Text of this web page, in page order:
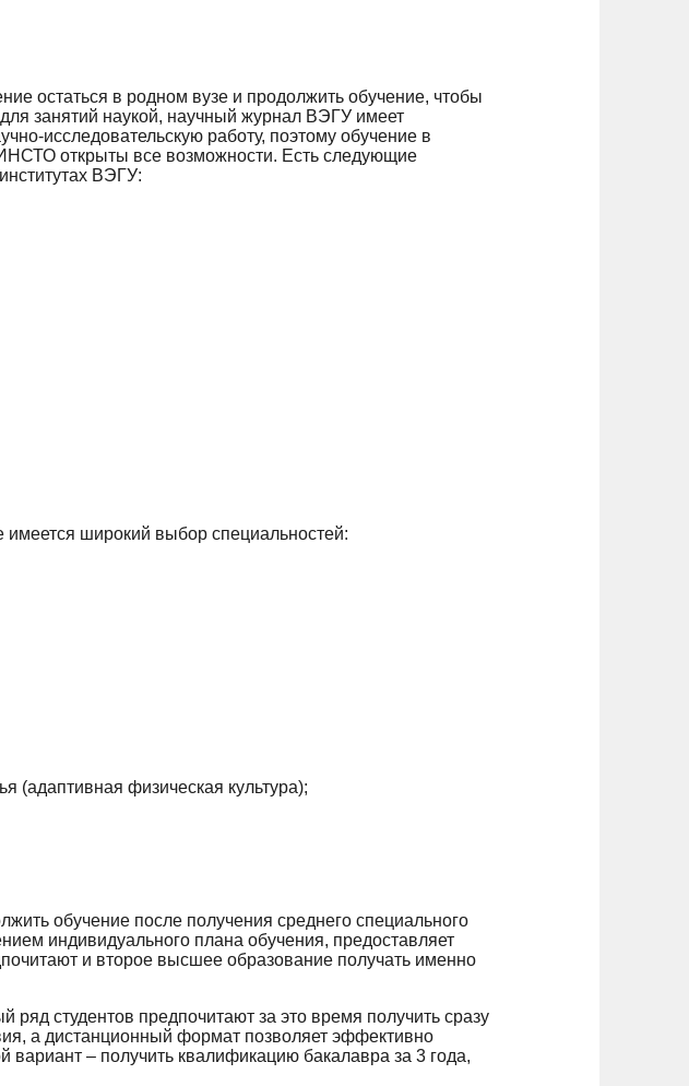
остаться в родном вузе и продолжить обучение, чтобы
занятий наукой, научный журнал ВЭГУ имеет
исследовательскую работу, поэтому обучение в
открыты все возможности. Есть следующие
ВЭГУ:
имеется широкий выбор специальностей:
(адаптивная физическая культура);
обучение после получения среднего специального
индивидуального плана обучения, предоставляет
и второе высшее образование получать именно
ряд студентов предпочитают за это время получить сразу
а дистанционный формат позволяет эффективно
вариант – получить квалификацию бакалавра за 3 года,